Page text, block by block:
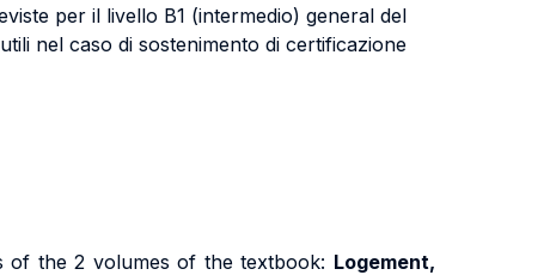
per il livello B1 (intermedio) general del
nel caso di sostenimento di certificazione
of the 2 volumes of the textbook: Logement,